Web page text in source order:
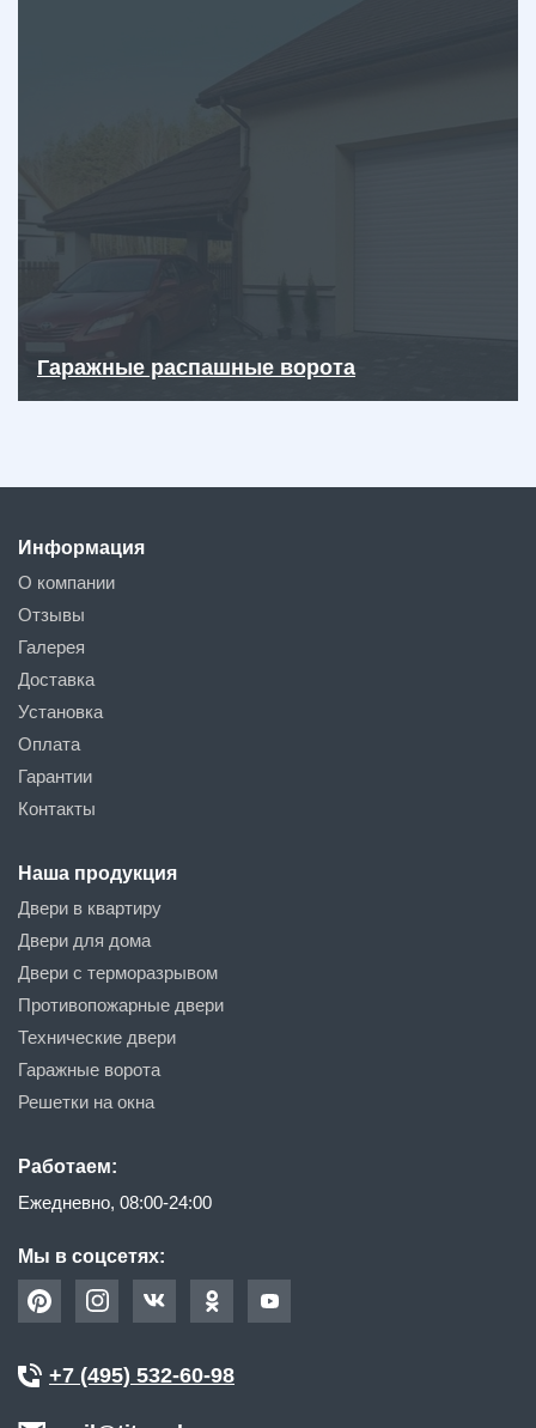
Гаражные распашные ворота
Информация
О компании
Отзывы
Галерея
Доставка
Установка
Оплата
Гарантии
Контакты
Наша продукция
Двери в квартиру
Двери для дома
Двери с терморазрывом
Противопожарные двери
Технические двери
Гаражные ворота
Решетки на окна
Работаем:
Ежедневно, 08:00-24:00
Мы в соцсетях:
+7 (495) 532-60-98